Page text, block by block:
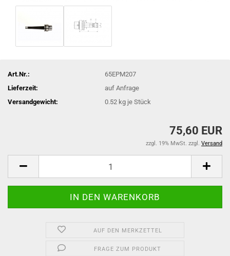
Art.Nr.:
65EPM207
Lieferzeit:
auf Anfrage
Versandgewicht:
0.52 kg je Stück
75,60 EUR
zzgl. 19% MwSt. zzgl. Versand
AUF DEN MERKZETTEL
FRAGE ZUM PRODUKT